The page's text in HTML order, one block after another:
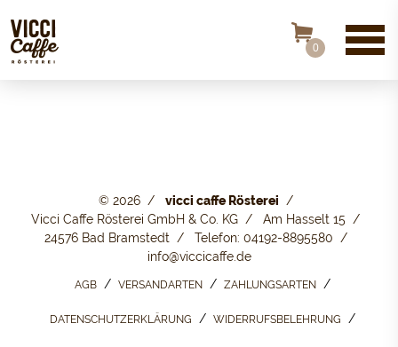
0
© 2026
vicci caffe Rösterei
Vicci Caffe Rösterei GmbH & Co. KG
Am Hasselt 15
24576 Bad Bramstedt
Telefon: 04192-8895580
info@viccicaffe.de
AGB VERSANDARTEN ZAHLUNGSARTEN
DATENSCHUTZERKLÄRUNG WIDERRUFSBELEHRUNG